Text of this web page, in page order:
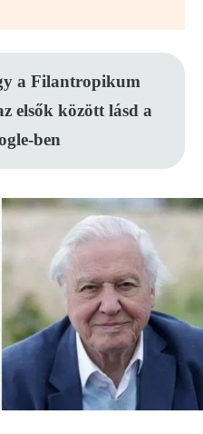
a Filantropikum
elsők között lásd a
ben